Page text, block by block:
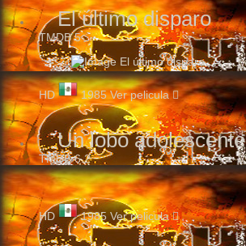
El último disparo
TMDB5
HD 1985 Ver pelicula
Un lobo adolescente
TMDB6.2
HD 1985 Ver pelicula